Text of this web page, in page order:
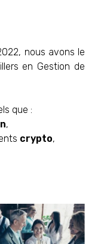
nous avons le
en Gestion de
que :
,
crypto,